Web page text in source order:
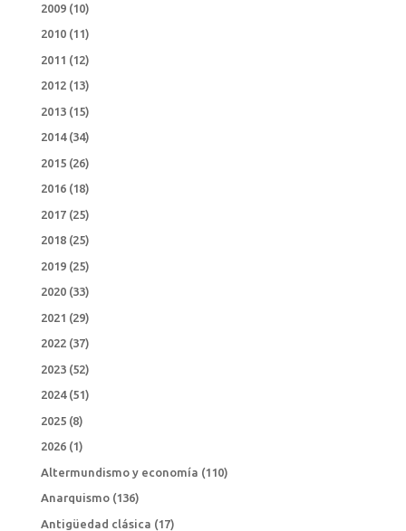
2009(10)
2010(11)
2011 (12)
2012(13)
2013(15)
2014(34)
2015(26)
2016(18)
2017(25)
2018(25)
2019(25)
2020(33)
2021 (29)
2022(37)
2023(52)
2024(51)
2025(8)
2026(1)
Altermundismo y economía (110)
Anarquismo(136)
Antigüedad clásica (17)